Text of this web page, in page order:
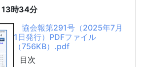
13時34分
協会報第291号（2025年7月
1日発行）PDFファイル
（756KB）.pdf
目次